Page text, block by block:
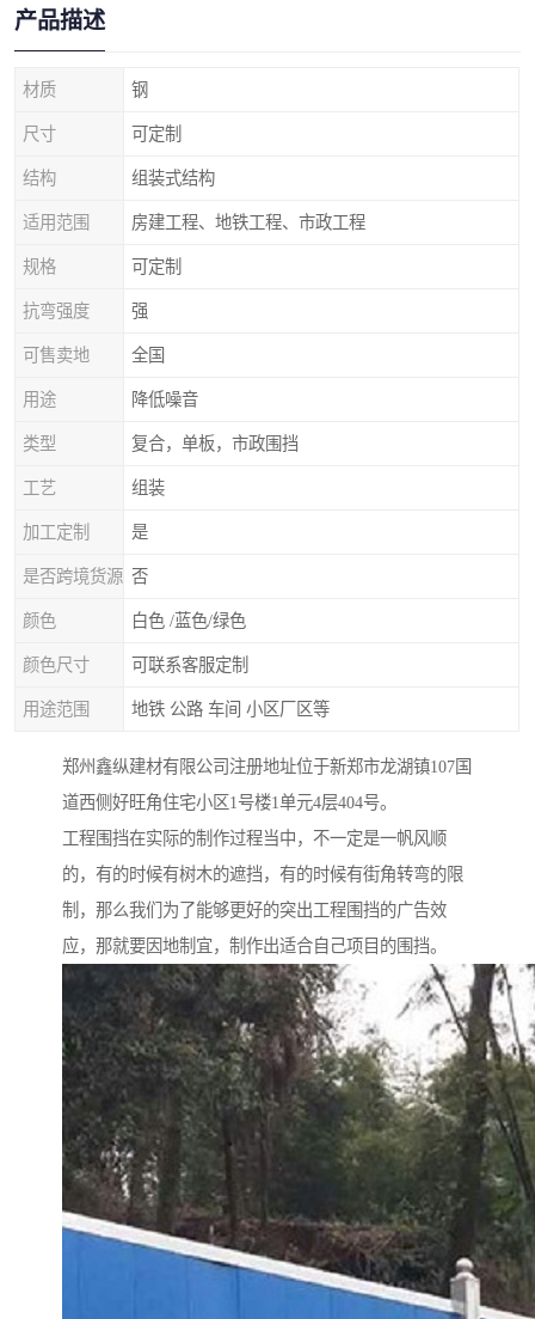
产品描述
材质 钢
尺寸 可定制
结构 组装式结构
适用范围 房建工程、地铁工程、市政工程
规格 可定制
抗弯强度 强
可售卖地 全国
用途 降低噪音
类型 复合，单板，市政围挡
工艺 组装
加工定制 是
是否跨境货源 否
颜色 白色 /蓝色/绿色
颜色尺寸 可联系客服定制
用途范围 地铁 公路 车间 小区厂区等
郑州鑫纵建材有限公司注册地址位于新郑市龙湖镇107国
道西侧好旺角住宅小区1号楼1单元4层404号。
工程围挡在实际的制作过程当中，不一定是一帆风顺
的，有的时候有树木的遮挡，有的时候有街角转弯的限
制，那么我们为了能够更好的突出工程围挡的广告效
应，那就要因地制宜，制作出适合自己项目的围挡。